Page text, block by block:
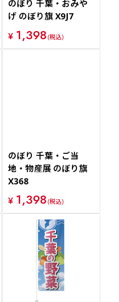
のぼり 千葉・おみや
げ のぼり旗 X9J7
¥ 1,398(税込)
のぼり 千葉・ご当
地・物産展 のぼり旗
X368
¥ 1,398(税込)